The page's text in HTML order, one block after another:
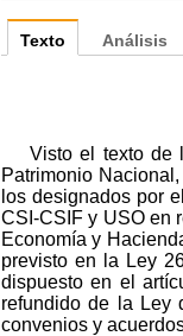
Texto
Visto el texto de
Patrimonio
los designados por
CSI-CSIF y USO en
Economía y
previsto en la Ley
dispuesto en el
refundido de la Ley
convenios y
Análisis